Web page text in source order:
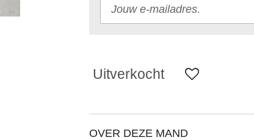
Uitverkocht
OVER DEZE MAND